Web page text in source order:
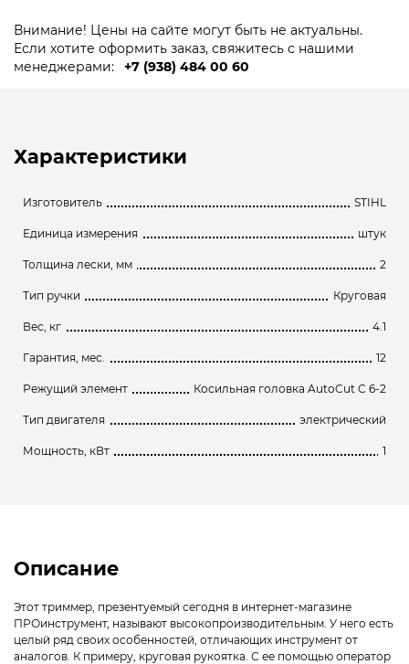
Внимание! Цены на сайте могут быть не актуальны.
Если хотите оформить заказ, свяжитесь с нашими
менеджерами:
+7 (938) 484 00 60
Характеристики
Изготовитель STIHL
Единица измерения штук
Толщина лески, мм 2
Тип ручки Круговая
Вес, кг 4.1
Гарантия, мес. 12
Режущий элемент Косильная головка AutoCut C 6-2
Тип двигателя электрический
Мощность, кВт 1
Описание
Этот триммер, презентуемый сегодня в интернет-магазине
ПРОинструмент, называют высокопроизводительным. У него есть
целый ряд своих особенностей, отличающих инструмент от
аналогов. К примеру, круговая рукоятка. С ее помощью оператор